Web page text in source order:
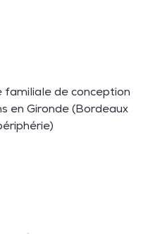
familiale de conception
en Gironde (Bordeaux